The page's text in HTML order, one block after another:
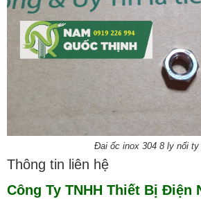
Đai ốc inox 304 8 ly nối ty
Thông tin liên hệ
Công Ty TNHH Thiết Bị Điện